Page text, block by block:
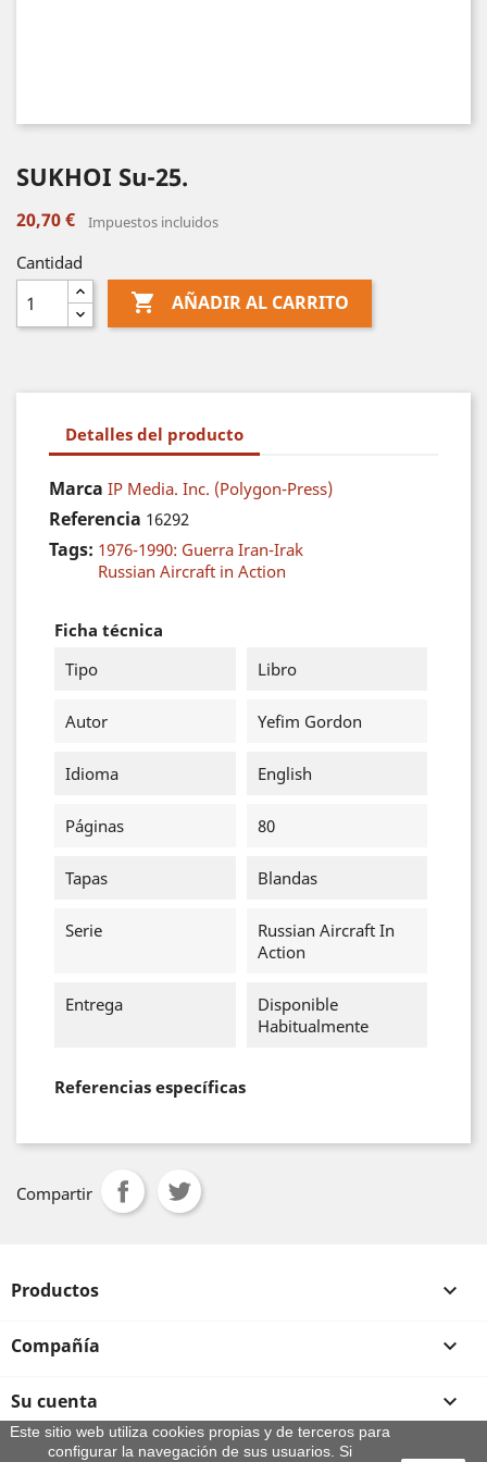
SUKHOI Su-25.
20,70 € Impuestos incluidos
Cantidad
 AÑADIR AL CARRITO
Detalles del producto
Marca IP Media. Inc. (Polygon-Press)
Referencia 16292
Tags: 1976-1990: Guerra Iran-Irak
Russian Aircraft in Action
Ficha técnica
Tipo
Libro
Autor Yefim Gordon
Idioma English
Páginas 80
Tapas Blandas
Serie
Russian Aircraft In
Action
Entrega
Disponible
Habitualmente
Referencias específicas
Compartir
Productos 
Compañía 
Su cuenta 
Información de la tienda
Este sitio web utiliza cookies propias y de terceros para
configurar la navegación de sus usuarios. Si